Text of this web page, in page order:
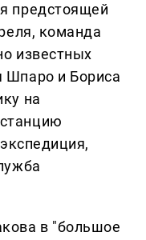
предстоящей
команда
известных
Шпаро и Бориса
на
в "большое